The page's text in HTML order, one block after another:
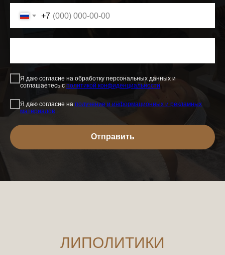
+7
Я даю согласие на обработку персональных данных и
соглашаетесь c политикой конфиденциальности
Я даю согласие на получение и информационных и рекламных
материалов
Отправить
ЛИПОЛИТИКИ